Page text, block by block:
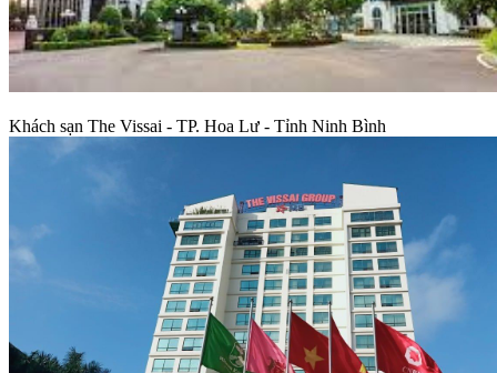
Khách sạn The Vissai - TP. Hoa Lư - Tỉnh Ninh Bình